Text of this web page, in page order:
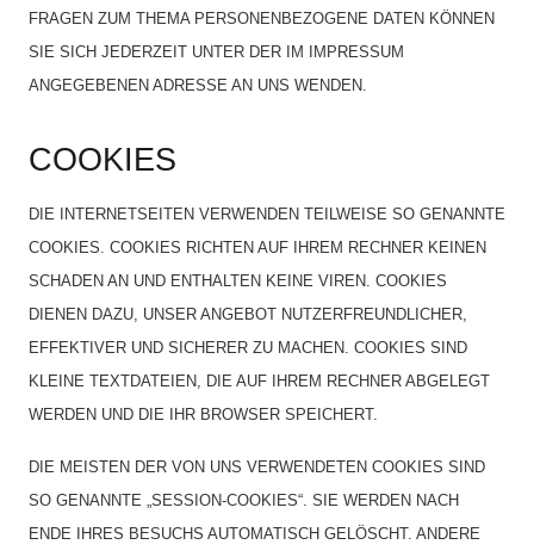
FRAGEN ZUM THEMA PERSONENBEZOGENE DATEN KÖNNEN
SIE SICH JEDERZEIT UNTER DER IM IMPRESSUM
ANGEGEBENEN ADRESSE AN UNS WENDEN.
COOKIES
DIE INTERNETSEITEN VERWENDEN TEILWEISE SO GENANNTE
COOKIES. COOKIES RICHTEN AUF IHREM RECHNER KEINEN
SCHADEN AN UND ENTHALTEN KEINE VIREN. COOKIES
DIENEN DAZU, UNSER ANGEBOT NUTZERFREUNDLICHER,
EFFEKTIVER UND SICHERER ZU MACHEN. COOKIES SIND
KLEINE TEXTDATEIEN, DIE AUF IHREM RECHNER ABGELEGT
WERDEN UND DIE IHR BROWSER SPEICHERT.
DIE MEISTEN DER VON UNS VERWENDETEN COOKIES SIND
SO GENANNTE „SESSION-COOKIES“. SIE WERDEN NACH
ENDE IHRES BESUCHS AUTOMATISCH GELÖSCHT. ANDERE